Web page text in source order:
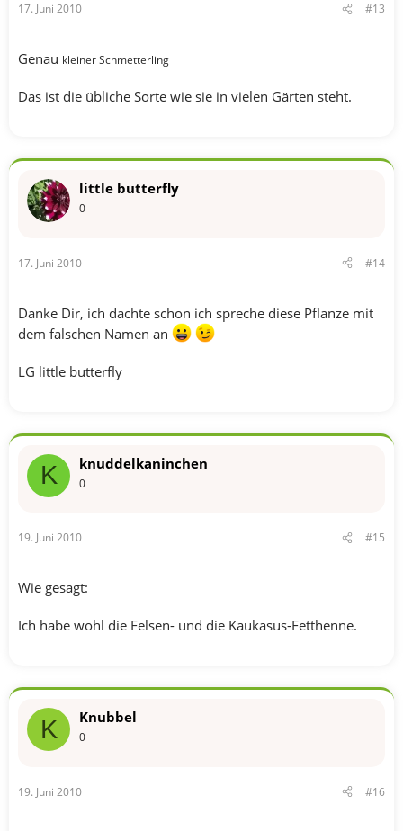
17. Juni 2010 #13
Genau kleiner Schmetterling
Das ist die übliche Sorte wie sie in vielen Gärten steht.
little butterfly
0
17. Juni 2010 #14
Danke Dir, ich dachte schon ich spreche diese Pflanze mit
dem falschen Namen an
LG little butterfly
K knuddelkaninchen
0
19. Juni 2010 #15
Wie gesagt:
Ich habe wohl die Felsen- und die Kaukasus-Fetthenne.
K Knubbel
0
19. Juni 2010 #16